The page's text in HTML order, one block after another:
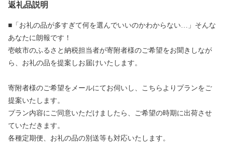
返礼品説明
■「お礼の品が多すぎて何を選んでいいのかわからない…」そんな
あなたに朗報です！
壱岐市のふるさと納税担当者が寄附者様のご希望をお聞きしなが
ら、お礼の品を提案しお届けいたします。
寄附者様のご希望をメールにてお伺いし、こちらよりプランをご
提案いたします。
プラン内容にご同意いただけましたら、ご希望の時期に出荷させ
ていただきます。
各種定期便、お礼の品の別送等も対応いたします。